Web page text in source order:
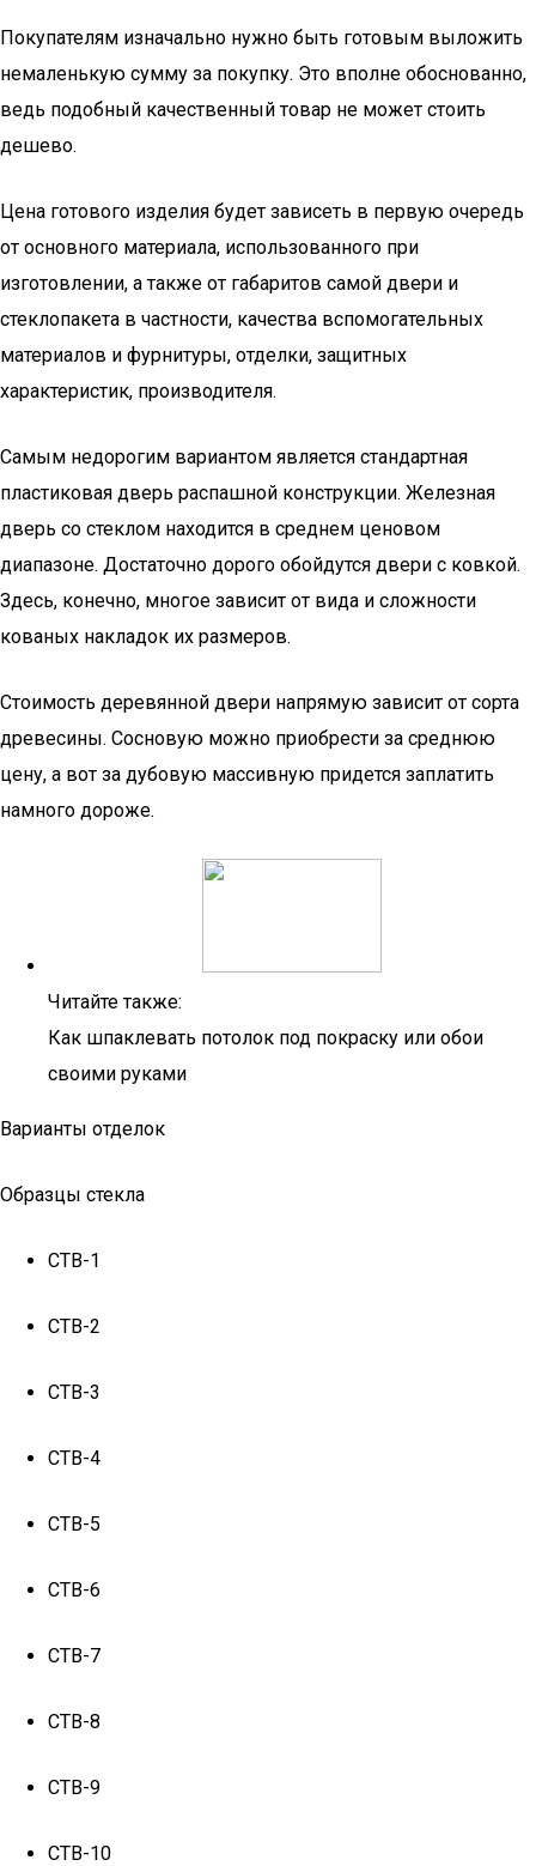
Покупателям изначально нужно быть готовым выложить
немаленькую сумму за покупку. Это вполне обоснованно,
ведь подобный качественный товар не может стоить
дешево.
Цена готового изделия будет зависеть в первую очередь
от основного материала, использованного при
изготовлении, а также от габаритов самой двери и
стеклопакета в частности, качества вспомогательных
материалов и фурнитуры, отделки, защитных
характеристик, производителя.
Самым недорогим вариантом является стандартная
пластиковая дверь распашной конструкции. Железная
дверь со стеклом находится в среднем ценовом
диапазоне. Достаточно дорого обойдутся двери с ковкой.
Здесь, конечно, многое зависит от вида и сложности
кованых накладок их размеров.
Стоимость деревянной двери напрямую зависит от сорта
древесины. Сосновую можно приобрести за среднюю
цену, а вот за дубовую массивную придется заплатить
намного дороже.
Читайте также:
Как шпаклевать потолок под покраску или обои
своими руками
Варианты отделок
Образцы стекла
СТВ-1
СТВ-2
СТВ-3
СТВ-4
СТВ-5
СТВ-6
СТВ-7
СТВ-8
СТВ-9
СТВ-10